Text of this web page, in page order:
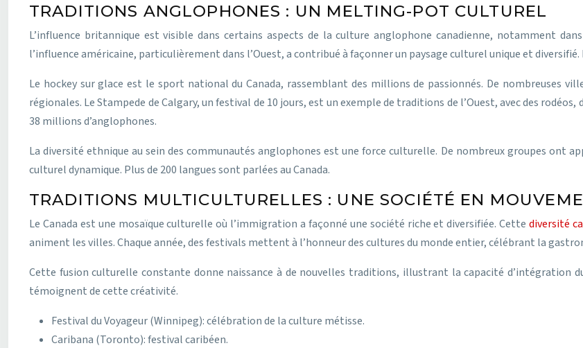
TRADITIONS ANGLOPHONES : UN MELTING-POT CULTUREL
L’influence britannique est visible dans certains aspects de la culture anglophone canadienne, notamment
l’influence américaine, particulièrement dans l’Ouest, a contribué à façonner un paysage culturel unique et diversifié.
Le hockey sur glace est le sport national du Canada, rassemblant des millions de passionnés. De nombreuses
régionales. Le Stampede de Calgary, un festival de 10 jours, est un exemple de traditions de l’Ouest, avec des
38 millions d’anglophones.
La diversité ethnique au sein des communautés anglophones est une force culturelle. De nombreux groupes ont
culturel dynamique. Plus de 200 langues sont parlées au Canada.
TRADITIONS MULTICULTURELLES : UNE SOCIÉTÉ EN
Le Canada est une mosaïque culturelle où l’immigration a façonné une société riche et diversifiée. Cettediversité
animent les villes. Chaque année, des festivals mettent à l’honneur des cultures du monde entier, célébrant la
Cette fusion culturelle constante donne naissance à de nouvelles traditions, illustrant la capacité d’intégration
témoignent de cette créativité.
Festival du Voyageur (Winnipeg): célébration de la culture métisse.
Caribana (Toronto): festival caribéen.